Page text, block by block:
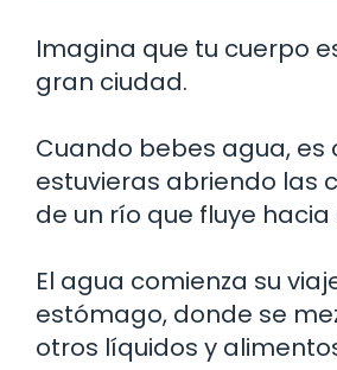
Imagina que tu cuerpo
gran ciudad.
Cuando bebes agua, es
estuvieras abriendo las
de un río que fluye hacia
El agua comienza su
estómago, donde se
otros líquidos y